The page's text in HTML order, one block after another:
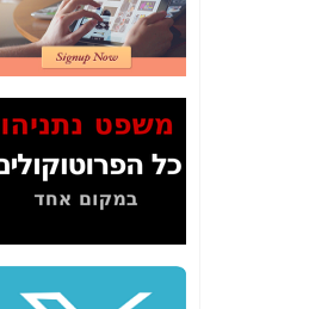
2" על תעלולי השר
משה כחלון -כאן
הסלולר" ואיך מסרסים
את הנתונים לציבור -
כאן
סיכום ביקור בסיליקון